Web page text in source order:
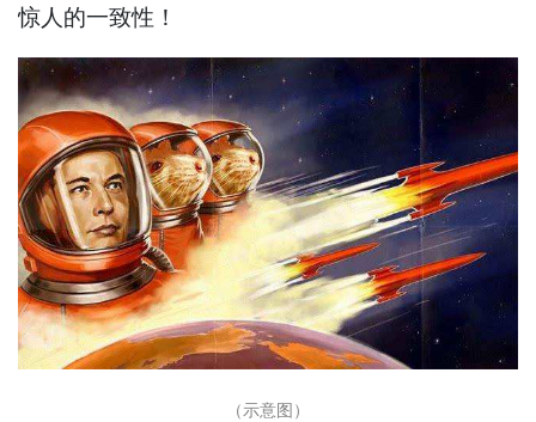
惊人的一致性！
（示意图）